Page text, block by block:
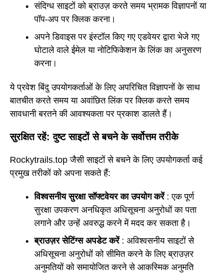
संदिग्ध साइटों को ब्राउज़ करते समय भ्रामक विज्ञापनों या
पॉप-अप पर क्लिक करना।
अपने डिवाइस पर इंस्टॉल किए गए एडवेयर द्वारा भेजे गए
घोटाले वाले ईमेल या नोटिफिकेशन के लिंक का अनुसरण
करना।
ये प्रवेश बिंदु उपयोगकर्ताओं के लिए अपरिचित विज्ञापनों के साथ
बातचीत करते समय या अवांछित लिंक पर क्लिक करते समय
सावधानी बरतने की आवश्यकता पर प्रकाश डालते हैं।
सुरक्षित रहें: दुष्ट साइटों से बचने के सर्वोत्तम तरीके
Rockytrails.top जैसी साइटों से बचने के लिए उपयोगकर्ता कई
प्रमुख तरीकों को अपना सकते हैं:
विश्वसनीय सुरक्षा सॉफ्टवेयर का उपयोग करें: एक पूर्ण
सुरक्षा उपकरण अनधिकृत अधिसूचना अनुरोधों का पता
लगाने और उन्हें अवरुद्ध करने में मदद कर सकता है।
ब्राउज़र सेटिंग्स अपडेट करें: अविश्वसनीय साइटों से
अधिसूचना अनुरोधों को सीमित करने के लिए ब्राउज़र
अनुमतियों को समायोजित करने से आकस्मिक अनुमति